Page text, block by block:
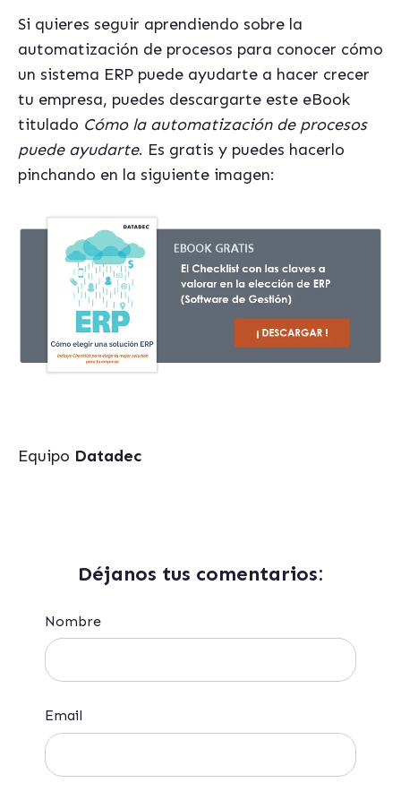
Si quieres seguir aprendiendo sobre la
automatización de procesos para conocer cómo
un sistema ERP puede ayudarte a hacer crecer
tu empresa, puedes descargarte este eBook
titulado Cómo la automatización de procesos
puede ayudarte. Es gratis y puedes hacerlo
pinchando en la siguiente imagen:
Equipo Datadec
Déjanos tus comentarios:
Nombre
Email